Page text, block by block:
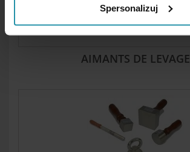
Spersonalizuj
AIMANTS DE LEVAGE